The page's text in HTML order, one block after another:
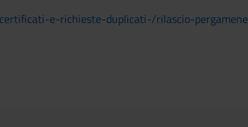
e-richieste-duplicati-/rilascio-pergamene